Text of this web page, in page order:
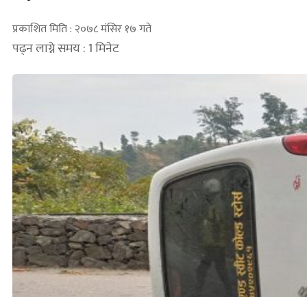
प्रकाशित मिति : २०७८ मंसिर १७ गते
पढ्न लाग्ने समय : 1 मिनेट